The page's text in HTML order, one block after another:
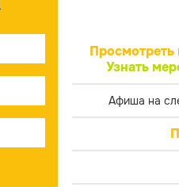
Просмотреть
Узнать
Афиша на